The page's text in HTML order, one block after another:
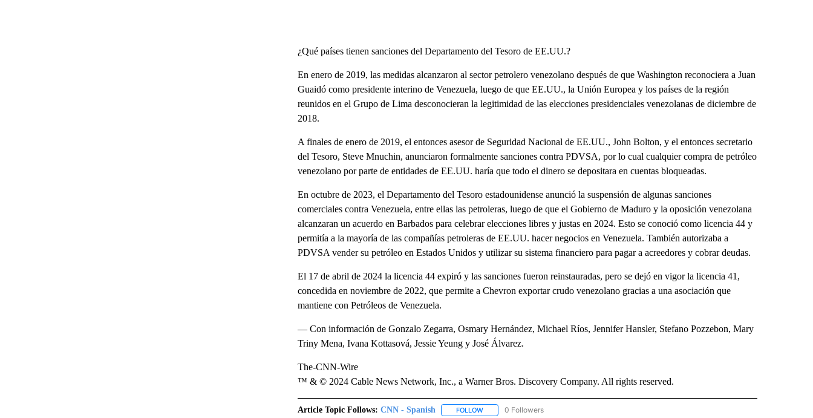
¿Qué países tienen sanciones del Departamento del Tesoro de EE.UU.?
En enero de 2019, las medidas alcanzaron al sector petrolero venezolano después de que Washington reconociera a Juan
Guaidó como presidente interino de Venezuela, luego de que EE.UU., la Unión Europea y los países de la región
reunidos en el Grupo de Lima desconocieran la legitimidad de las elecciones presidenciales venezolanas de diciembre de
2018.
A finales de enero de 2019, el entonces asesor de Seguridad Nacional de EE.UU., John Bolton, y el entonces secretario
del Tesoro, Steve Mnuchin, anunciaron formalmente sanciones contra PDVSA, por lo cual cualquier compra de petróleo
venezolano por parte de entidades de EE.UU. haría que todo el dinero se depositara en cuentas bloqueadas.
En octubre de 2023, el Departamento del Tesoro estadounidense anunció la suspensión de algunas sanciones
comerciales contra Venezuela, entre ellas las petroleras, luego de que el Gobierno de Maduro y la oposición venezolana
alcanzaran un acuerdo en Barbados para celebrar elecciones libres y justas en 2024. Esto se conoció como licencia 44 y
permitía a la mayoría de las compañías petroleras de EE.UU. hacer negocios en Venezuela. También autorizaba a
PDVSA vender su petróleo en Estados Unidos y utilizar su sistema financiero para pagar a acreedores y cobrar deudas.
El 17 de abril de 2024 la licencia 44 expiró y las sanciones fueron reinstauradas, pero se dejó en vigor la licencia 41,
concedida en noviembre de 2022, que permite a Chevron exportar crudo venezolano gracias a una asociación que
mantiene con Petróleos de Venezuela.
— Con información de Gonzalo Zegarra, Osmary Hernández, Michael Ríos, Jennifer Hansler, Stefano Pozzebon, Mary
Triny Mena, Ivana Kottasová, Jessie Yeung y José Álvarez.
The-CNN-Wire
™ & © 2024 Cable News Network, Inc., a Warner Bros. Discovery Company. All rights reserved.
Article Topic Follows: CNN - Spanish FOLLOWFOLLOW "CNN - SPANISH" TO RECEIVE NOTIFICATIONS ABOUT NEW PAGES ON "CNN - SPANISH".
0 Followers